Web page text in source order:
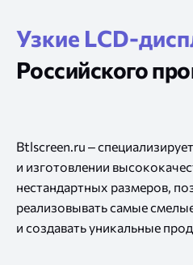
Узкие LCD-
Российского
Btlscreen.ru –
и изготовлении
нестандартных размеров,
реализовывать самые
и создаватьуникальные